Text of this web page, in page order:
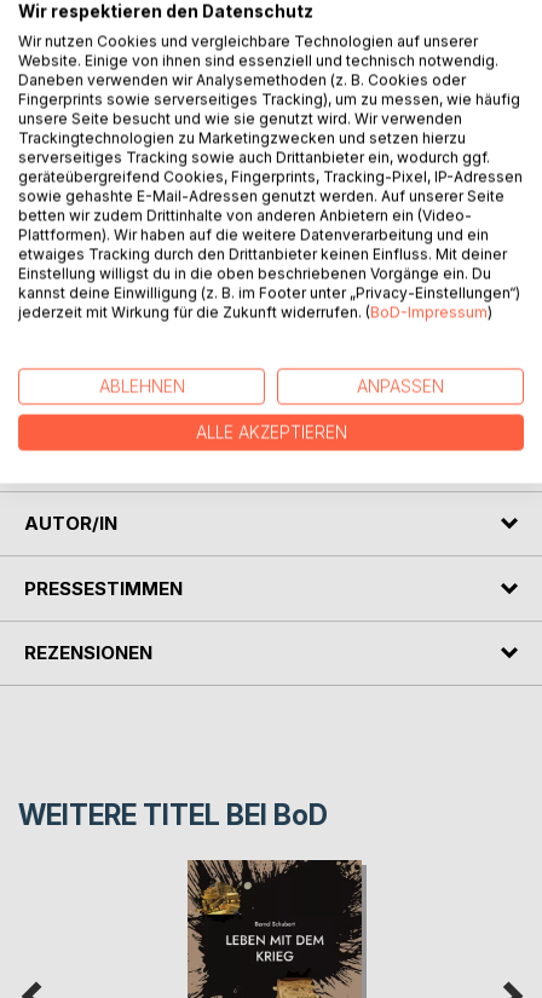
Rechtsanwälte, Gerechtigkeit in den Banken
(Raiffeisenbank, HVB)
Ich habe jeden Rechtsanwalt durchschaut und ich habe
festgestellt:
Rechtsanwälte wollen gar nicht vernünftig arbeiten.
Außerdem sind im Buch enthalten: Das Memminger
Landgericht, Gemälde und um nicht zu viel zu verraten:
Mein Fast-Schwiegervater Karl Völker hat beim Buch
"Taxi" geholfen, das auch im meinem besten Buch
Ende der Welt, Großunternehmen Weltrettung
Internetseite: www.bernd-schubert.com
AUTOR/IN
PRESSESTIMMEN
REZENSIONEN
WEITERE TITEL BEI BoD
Wir respektieren den Datenschutz
Wir nutzen Cookies und vergleichbare Technologien auf unserer
Website. Einige von ihnen sind essenziell und technisch notwendig.
Daneben verwenden wir Analysemethoden (z. B. Cookies oder
Fingerprints sowie serverseitiges Tracking), um zu messen, wie häufig
unsere Seite besucht und wie sie genutzt wird. Wir verwenden
Trackingtechnologien zu Marketingzwecken und setzen hierzu
serverseitiges Tracking sowie auch Drittanbieter ein, wodurch ggf.
geräteübergreifend Cookies, Fingerprints, Tracking-Pixel, IP-Adressen
sowie gehashte E-Mail-Adressen genutzt werden. Auf unserer Seite
betten wir zudem Drittinhalte von anderen Anbietern ein (Video-
Plattformen). Wir haben auf die weitere Datenverarbeitung und ein
etwaiges Tracking durch den Drittanbieter keinen Einfluss. Mit deiner
Einstellung willigst du in die oben beschriebenen Vorgänge ein. Du
kannst deine Einwilligung (z. B. im Footer unter „Privacy-Einstellungen“)
jederzeit mit Wirkung für die Zukunft widerrufen. (BoD-Impressum)
ABLEHNEN ANPASSEN
ALLE AKZEPTIEREN